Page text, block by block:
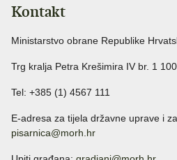
Kontakt
Ministarstvo obrane Republike
Trg kralja Petra Krešimira IV br. 1
Tel: +385 (1) 4567 111
E-adresa za tijela državne uprave i
pisarnica@morh.hr